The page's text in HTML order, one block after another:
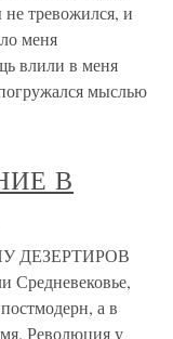
тревожился, и
меня
влили в меня
мыслью
В
ДЕЗЕРТИРОВ
Средневековье,
а в
Революция у